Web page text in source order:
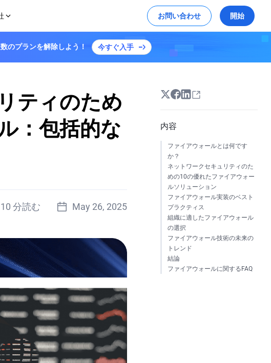
ーレ
VOD デモを試す
EdgeOneのセキュリティとアクセラレー
ションで「リバース：1999」のリリース
るためのステップバイステップガイドです
ソーシャルメディア
X
お問い合わせ 開始
のプランを解除しよう！ 今すぐ入手
ティのため
：包括的な
10 分読む May 26, 2025
内容
ファイアウォールとは何です
か？
ネットワークセキュリティのた
めの10の優れたファイアウォー
ルソリューション
ファイアウォール実装のベスト
プラクティス
組織に適したファイアウォール
の選択
ファイアウォール技術の未来の
トレンド
結論
ファイアウォールに関するFAQ